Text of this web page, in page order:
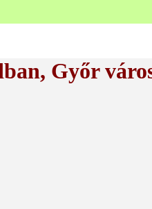
Győr